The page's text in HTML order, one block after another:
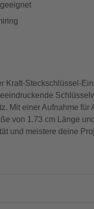
Kraft-Steckschlüssel-
Mit einer Aufnahme
von 1.73 cm Länge
und meistere deine